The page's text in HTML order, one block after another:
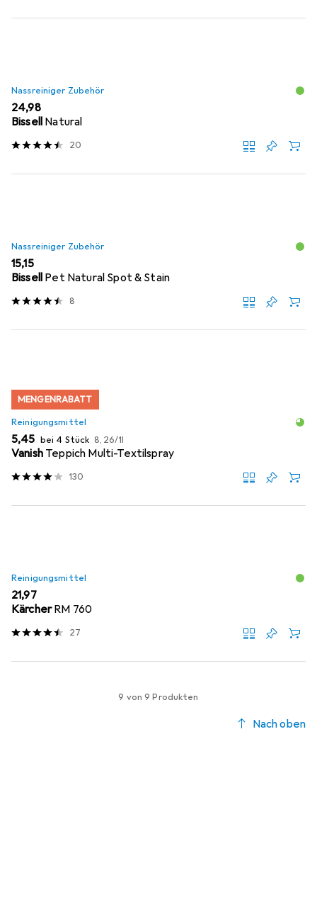
Nassreiniger Zubehör
EUR
24,98
Bissell Natural
20
Nassreiniger Zubehör
EUR
15,15
Bissell Pet Natural Spot & Stain
8
MENGENRABATT
Reinigungsmittel
EUR
5,45 bei 4 Stück EUR
8,26/1l
Vanish Teppich Multi-Textilspray
130
Reinigungsmittel
EUR
21,97
KärcherRM 760
27
9 von 9 Produkten
Nach oben